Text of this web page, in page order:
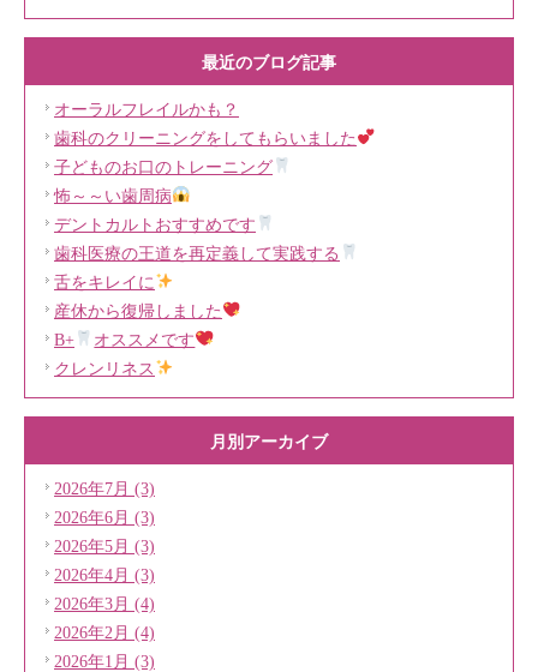
最近のブログ記事
オーラルフレイルかも？
歯科のクリーニングをしてもらいました
子どものお口のトレーニング
怖～～い歯周病
デントカルトおすすめです
歯科医療の王道を再定義して実践する
舌をキレイに
産休から復帰しました
B+
オススメです
クレンリネス
月別アーカイブ
2026年7月 (3)
2026年6月 (3)
2026年5月 (3)
2026年4月 (3)
2026年3月 (4)
2026年2月 (4)
2026年1月 (3)